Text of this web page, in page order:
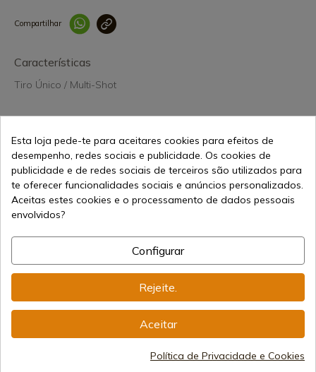
Compartilhar
Características
Tiro Único / Multi-Shot
189,00 €
Vendendo online desde 1998
Métodos de Pagamento
Seguros
Frete Internacional
Esta loja pede-te para aceitares cookies para efeitos de
desempenho, redes sociais e publicidade. Os cookies de
publicidade e de redes sociais de terceiros são utilizados para
te oferecer funcionalidades sociais e anúncios personalizados.
Aceitas estes cookies e o processamento de dados pessoais
envolvidos?
Configurar
Rejeite.
Aceitar
Política de Privacidade e Cookies